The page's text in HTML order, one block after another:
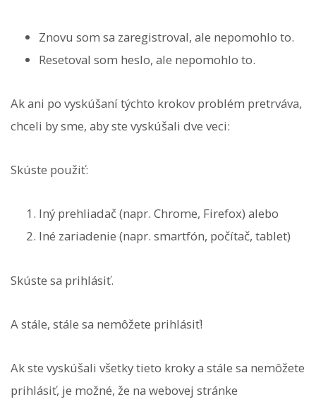
Znovu som sa zaregistroval, ale nepomohlo to.
Resetoval som heslo, ale nepomohlo to.
Ak ani po vyskúšaní týchto krokov problém pretrváva,
chceli by sme, aby ste vyskúšali dve veci:
Skúste použiť:
Iný prehliadač (napr. Chrome, Firefox) alebo
Iné zariadenie (napr. smartfón, počítač, tablet)
Skúste sa prihlásiť.
A stále, stále sa nemôžete prihlásiť!
Ak ste vyskúšali všetky tieto kroky a stále sa nemôžete
prihlásiť, je možné, že na webovej stránke